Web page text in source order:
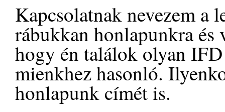
Kapcsolatnak nevezem a
rábukkan honlapunkra
hogy én találok olyan
mienkhez hasonló.
honlapunk címét is.